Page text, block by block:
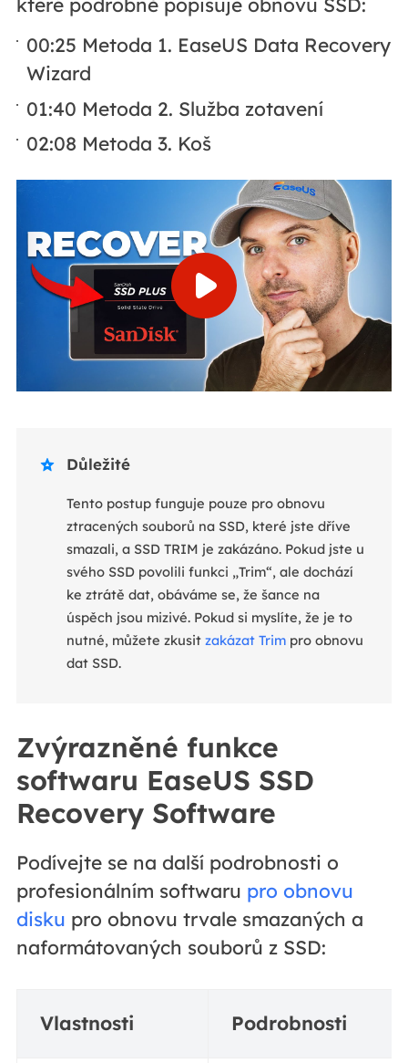
00:25 Metoda 1. EaseUS Data Recovery
Wizard
01:40 Metoda 2. Služba zotavení
02:08 Metoda 3. Koš
 Důležité
Tento postup funguje pouze pro obnovu
ztracených souborů na SSD, které jste dříve
smazali, a SSD TRIM je zakázáno. Pokud jste u
svého SSD povolili funkci „Trim“, ale dochází
ke ztrátě dat, obáváme se, že šance na
úspěch jsou mizivé. Pokud si myslíte, že je to
nutné, můžete zkusit zakázat Trimpro obnovu
dat SSD.
Zvýrazněné funkce
softwaru EaseUS SSD
Recovery Software
Podívejte se na další podrobnosti o
profesionálním softwaru pro obnovu
disku pro obnovu trvale smazaných a
naformátovaných souborů z SSD:
Vlastnosti Podrobnosti